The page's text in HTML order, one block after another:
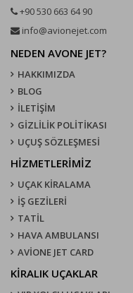
+90 530 663 64 90
info@avionejet.com
NEDEN AVONE JET?
HAKKIMIZDA
BLOG
İLETİŞİM
GİZLİLİK POLİTİKASI
UÇUŞ SÖZLEŞMESI
HİZMETLERİMİZ
UÇAK KIRALAMA
İŞ GEZİLERİ
TATİL
HAVA AMBULANSI
AVİONE JET CARD
KIRALIK UÇAKLAR